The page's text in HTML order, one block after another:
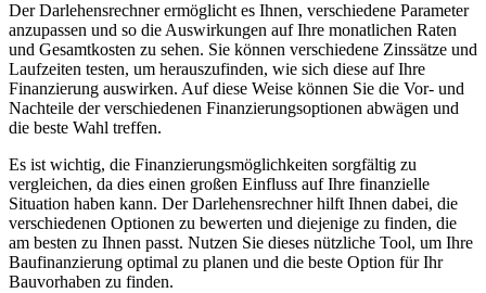
Der Darlehensrechner ermöglicht es Ihnen, verschiedene Parameter
anzupassen und so die Auswirkungen auf Ihre monatlichen Raten
und Gesamtkosten zu sehen. Sie können verschiedene Zinssätze und
Laufzeiten testen, um herauszufinden, wie sich diese auf Ihre
Finanzierung auswirken. Auf diese Weise können Sie die Vor- und
Nachteile der verschiedenen Finanzierungsoptionen abwägen und
die beste Wahl treffen.
Es ist wichtig, die Finanzierungsmöglichkeiten sorgfältig zu
vergleichen, da dies einen großen Einfluss auf Ihre finanzielle
Situation haben kann. Der Darlehensrechner hilft Ihnen dabei, die
verschiedenen Optionen zu bewerten und diejenige zu finden, die
am besten zu Ihnen passt. Nutzen Sie dieses nützliche Tool, um Ihre
Baufinanzierung optimal zu planen und die beste Option für Ihr
Bauvorhaben zu finden.